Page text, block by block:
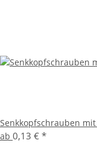
Senkkopfschrauben
ab 0,13 € *